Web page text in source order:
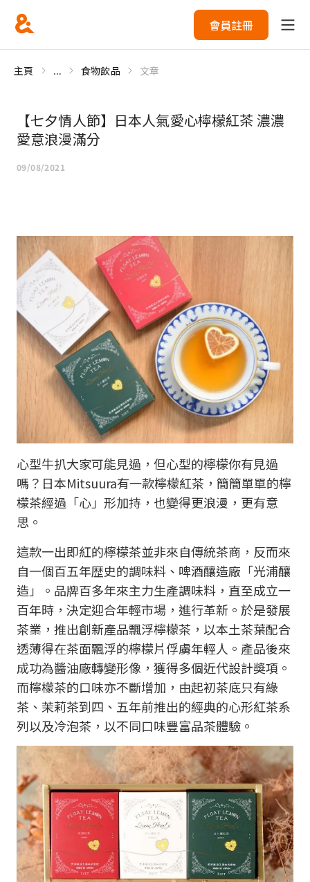
會員註冊
主頁 ... 食物飲品 文章
【七夕情人節】日本人氣愛心檸檬紅茶 濃濃
愛意浪漫滿分
09/08/2021
心型牛扒大家可能見過，但心型的檸檬你有見過
嗎？日本Mitsuura有一款檸檬紅茶，簡簡單單的檸
檬茶經過「心」形加持，也變得更浪漫，更有意
思。
這款一出即紅的檸檬茶並非來自傳統茶商，反而來
自一個百五年歴史的調味料、啤酒釀造廠「光浦釀
造」。品牌百多年來主力生產調味料，直至成立一
百年時，決定迎合年輕市場，進行革新。於是發展
茶業，推出創新產品飄浮檸檬茶，以本土茶葉配合
透薄得在茶面飄浮的檸檬片俘虜年輕人。產品後來
成功為醬油廠轉變形像，獲得多個近代設計奬項。
而檸檬茶的口味亦不斷增加，由起初茶底只有綠
茶、茉莉茶到四、五年前推出的經典的心形紅茶系
列以及冷泡茶，以不同口味豐富品茶體驗。